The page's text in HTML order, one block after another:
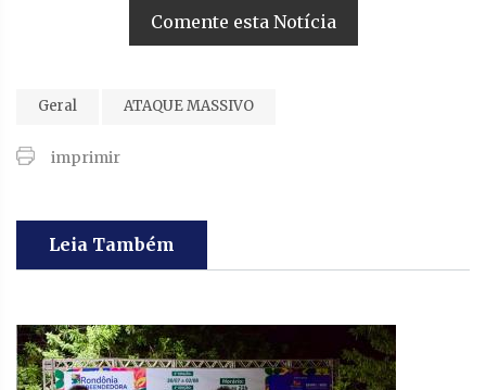
Comente esta Notícia
Geral ATAQUE MASSIVO
imprimir
Leia Também